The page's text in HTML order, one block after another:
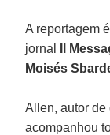
A reportagem
jornal
Il
Moisés
Allen, autor de
acompanhou